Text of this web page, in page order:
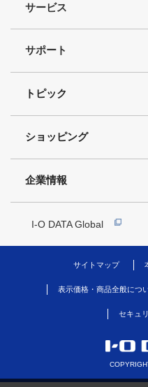
サービス
サポート
トピック
ショッピング
企業情報
I-O DATA Global
サイトマップ
表示価格・商品全般につ
セキュ